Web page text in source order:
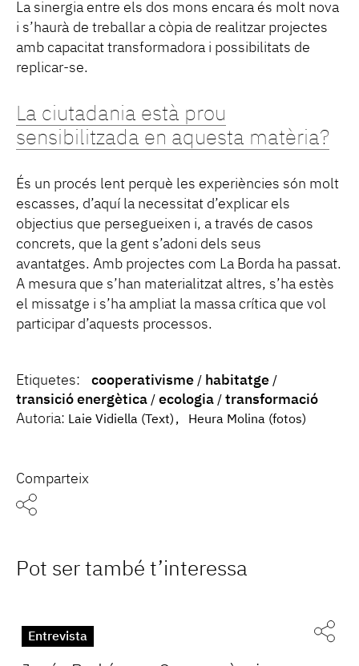
La sinergia entre els dos mons encara és molt nova
i s’haurà de treballar a còpia de realitzar projectes
amb capacitat transformadora i possibilitats de
replicar-se.
La ciutadania està prou
sensibilitzada en aquesta matèria?
És un procés lent perquè les experiències són molt
escasses, d’aquí la necessitat d’explicar els
objectius que persegueixen i, a través de casos
concrets, que la gent s’adoni dels seus
avantatges. Amb projectes com La Borda ha passat.
A mesura que s’han materialitzat altres, s’ha estès
el missatge i s’ha ampliat la massa crítica que vol
participar d’aquests processos.
Etiquetes: cooperativisme
habitatge
transició energètica
ecologia
transformació
Autoria: Laie Vidiella (Text) Heura Molina (fotos)
Comparteix
Pot ser també t’interessa
Entrevista